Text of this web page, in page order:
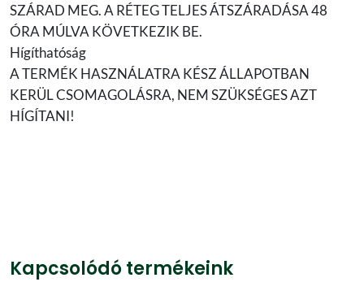
SZÁRAD MEG. A RÉTEG TELJES ÁTSZÁRADÁSA 48
ÓRA MÚLVA KÖVETKEZIK BE.
Hígíthatóság
A TERMÉK HASZNÁLATRA KÉSZ ÁLLAPOTBAN
KERÜL CSOMAGOLÁSRA, NEM SZÜKSÉGES AZT
HÍGÍTANI!
Kapcsolódó termékeink